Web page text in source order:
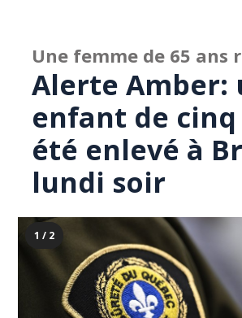
Une femme de 65 ans
Alerte Amber:
enfant de cinq
été enlevé à
lundi soir
1 / 2